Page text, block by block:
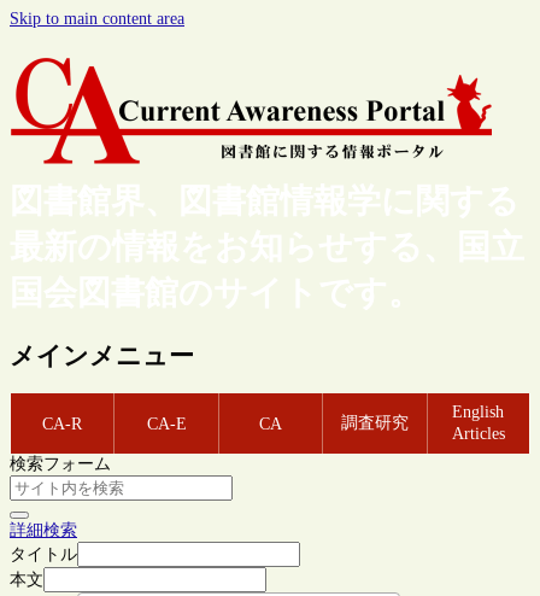
Skip to main content area
図書館界、図書館情報学に関する
最新の情報をお知らせする、国立
国会図書館のサイトです。
メインメニュー
CA-R CA-E CA 調査研究
English
Articles
検索フォーム
詳細検索
タイトル
本文